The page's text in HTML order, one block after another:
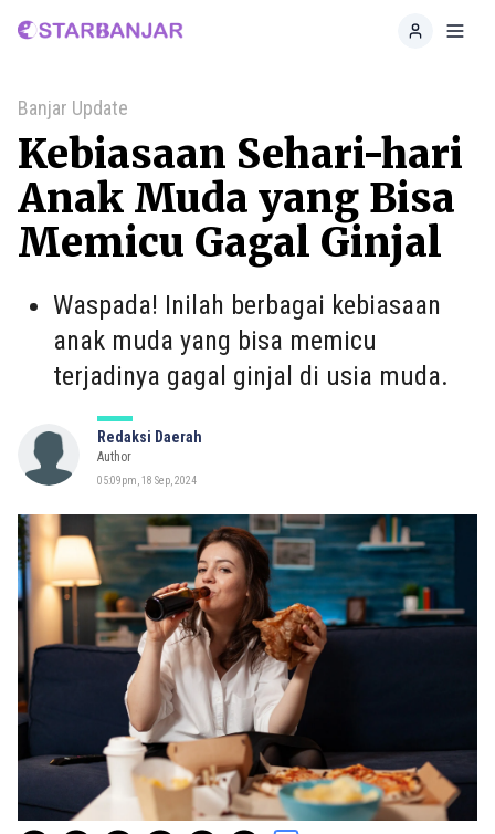
Home
Banjar Update
Kebiasaan Sehari-hari
Anak Muda yang Bisa
Memicu Gagal Ginjal
Waspada! Inilah berbagai kebiasaan
anak muda yang bisa memicu
terjadinya gagal ginjal di usia muda.
Redaksi Daerah
Author
05:09pm, 18 Sep, 2024